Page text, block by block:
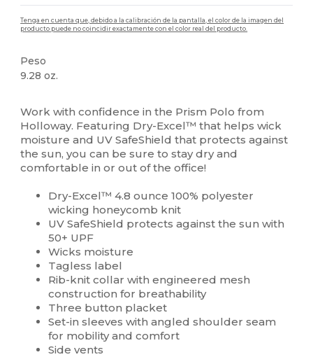
Tenga en cuenta que, debido a la calibración de la pantalla, el color de la imagen del
producto puede no coincidir exactamente con el color real del producto.
Peso
9.28 oz.
Work with confidence in the Prism Polo from
Holloway. Featuring Dry-Excel™ that helps wick
moisture and UV SafeShield that protects against
the sun, you can be sure to stay dry and
comfortable in or out of the office!
Dry-Excel™ 4.8 ounce 100% polyester
wicking honeycomb knit
UV SafeShield protects against the sun with
50+ UPF
Wicks moisture
Tagless label
Rib-knit collar with engineered mesh
construction for breathability
Three button placket
Set-in sleeves with angled shoulder seam
for mobility and comfort
Side vents